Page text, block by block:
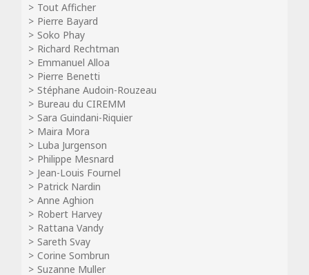
Tout Afficher
Pierre Bayard
Soko Phay
Richard Rechtman
Emmanuel Alloa
Pierre Benetti
Stéphane Audoin-Rouzeau
Bureau du CIREMM
Sara Guindani-Riquier
Maira Mora
Luba Jurgenson
Philippe Mesnard
Jean-Louis Fournel
Patrick Nardin
Anne Aghion
Robert Harvey
Rattana Vandy
Sareth Svay
Corine Sombrun
Suzanne Muller